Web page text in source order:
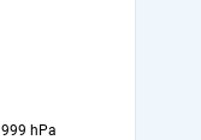
999 hPa